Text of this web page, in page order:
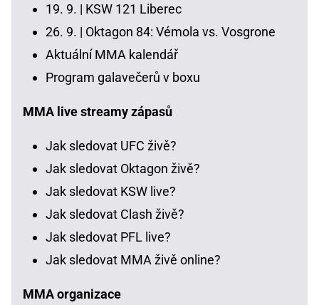
19. 9. | KSW 121 Liberec
26. 9. | Oktagon 84: Vémola vs. Vosgrone
Aktuální MMA kalendář
Program galavečerů v boxu
MMA live streamy zápasů
Jak sledovat UFC živě?
Jak sledovat Oktagon živě?
Jak sledovat KSW live?
Jak sledovat Clash živě?
Jak sledovat PFL live?
Jak sledovat MMA živě online?
MMA organizace